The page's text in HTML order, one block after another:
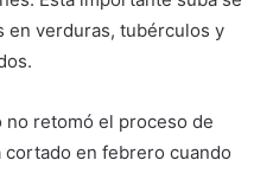
en verduras, tubérculos y
no retomó el proceso de
en febrero cuando